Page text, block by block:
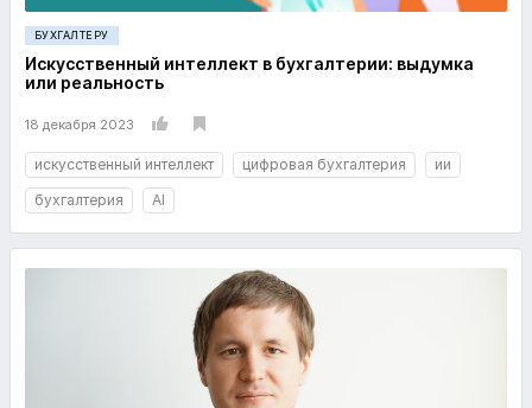
БУХГАЛТЕРУ
Искусственный интеллект в бухгалтерии: выдумка
или реальность
18 декабря 2023
искусственный интеллект цифровая бухгалтерия
ии
бухгалтерия
AI